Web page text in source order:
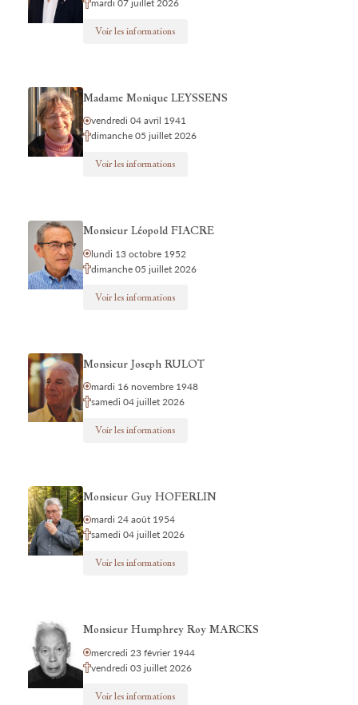
mardi 07 juillet 2026
Voir les informations
Madame Monique LEYSSENS
vendredi 04 avril 1941
dimanche 05 juillet 2026
Voir les informations
Monsieur Léopold FIACRE
lundi 13 octobre 1952
dimanche 05 juillet 2026
Voir les informations
Monsieur Joseph RULOT
mardi 16 novembre 1948
samedi 04 juillet 2026
Voir les informations
Monsieur Guy HOFERLIN
mardi 24 août 1954
samedi 04 juillet 2026
Voir les informations
Monsieur Humphrey Roy MARCKS
mercredi 23 février 1944
vendredi 03 juillet 2026
Voir les informations